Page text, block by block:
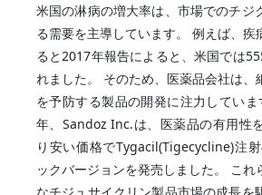
米国の淋病の増大率は、市場でのチジ
る需要を主導しています。 例えば、疾
ると2017年報告によると、米国では
れました。 そのため、医薬品会社は、
を予防する製品の開発に注力してい
年、Sandoz Inc.は、医薬品の有用性
り安い価格でTygacil(Tigecycline)注
ックバージョンを発売しました。 これ
なチジュサイクリン製品市場の成長を